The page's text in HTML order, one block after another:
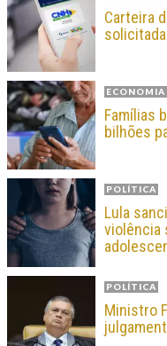
Carteira
ECONOMIA
Famílias
bilhões
POLÍTICA
Lula
violência
POLÍTICA
Ministro